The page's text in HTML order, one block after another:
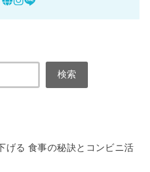
検索
げる 食事の秘訣とコンビニ活